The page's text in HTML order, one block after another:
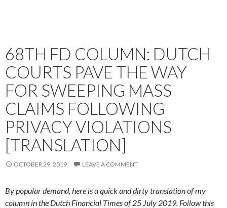
68TH FD COLUMN: DUTCH
COURTS PAVE THE WAY
FOR SWEEPING MASS
CLAIMS FOLLOWING
PRIVACY VIOLATIONS
[TRANSLATION]
OCTOBER 29, 2019 LEAVE A COMMENT
By popular demand, here is a quick and dirty translation of my
column in the Dutch Financial Times of 25 July 2019. Follow this